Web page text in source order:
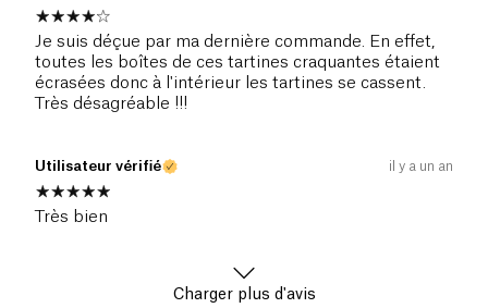
Je suis déçue par ma dernière commande. En effet,
toutes les boîtes de ces tartines craquantes étaient
écrasées donc à l'intérieur les tartines se cassent.
Très désagréable !!!
Utilisateur vérifié il y a un an
Très bien
Charger plus d'avis